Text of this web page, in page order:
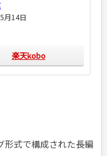
月14日
楽天kobo
形式で構成された長編